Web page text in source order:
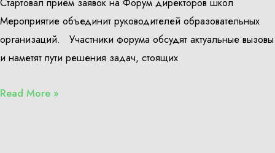
Мероприятие объединит руководителей образовательных
организаций. Участники форума обсудят актуальные вызовы
и наметят пути решения задач, стоящих
Read More »